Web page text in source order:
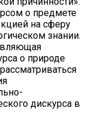
о предмете
на сферу
знании.
о природе
дискурса в